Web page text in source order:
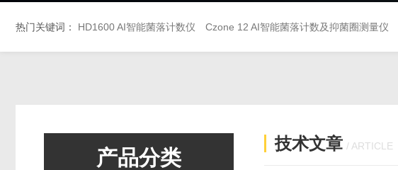
热门关键词： HD1600 AI智能菌落计数仪 Czone 12 AI智能菌落计数及抑菌圈测量仪
产品分类
技术文章 / ARTICLE